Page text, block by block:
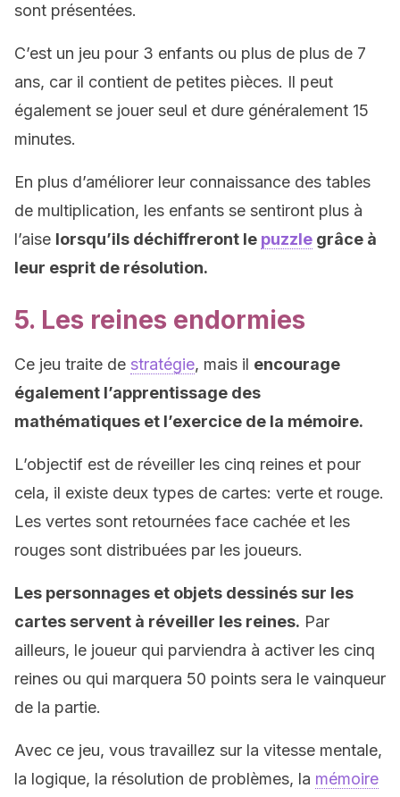
sont présentées.
C’est un jeu pour 3 enfants ou plus de plus de 7
ans, car il contient de petites pièces. Il peut
également se jouer seul et dure généralement 15
minutes.
En plus d’améliorer leur connaissance des tables
de multiplication, les enfants se sentiront plus à
l’aise lorsqu’ils déchiffreront le puzzle grâce à
leur esprit de résolution.
5. Les reines endormies
Ce jeu traite de stratégie, mais il encourage
également l’apprentissage des
mathématiques et l’exercice de la mémoire.
L’objectif est de réveiller les cinq reines et pour
cela, il existe deux types de cartes: verte et rouge.
Les vertes sont retournées face cachée et les
rouges sont distribuées par les joueurs.
Les personnages et objets dessinés sur les
cartes servent à réveiller les reines. Par
ailleurs, le joueur qui parviendra à activer les cinq
reines ou qui marquera 50 points sera le vainqueur
de la partie.
Avec ce jeu, vous travaillez sur la vitesse mentale,
la logique, la résolution de problèmes, la mémoire